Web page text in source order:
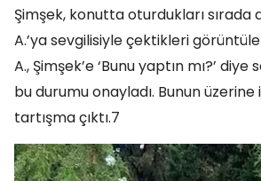
Şimşek, konutta oturdukları sırada
A.’ya sevgilisiyle çektikleri
A., Şimşek’e ‘Bunu yaptın mı?’ diye
bu durumu onayladı. Bunun üzerine
tartışma çıktı.7